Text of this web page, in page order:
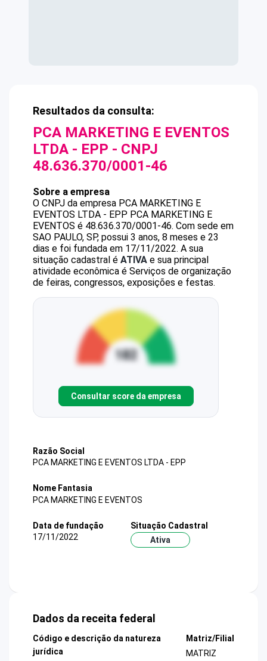
Resultados da consulta:
PCA MARKETING E EVENTOS
LTDA - EPP - CNPJ
48.636.370/0001-46
Sobre a empresa
O CNPJ da empresa PCA MARKETING E
EVENTOS LTDA - EPP PCA MARKETING E
EVENTOS é 48.636.370/0001-46. Com sede em
SAO PAULO, SP, possui 3 anos, 8 meses e 23
dias e foi fundada em 17/11/2022. A sua
situação cadastral é ATIVA e sua principal
atividade econômica é Serviços de organização
de feiras, congressos, exposições e festas.
Consultar score da empresa
Razão Social
PCA MARKETING E EVENTOS LTDA - EPP
Nome Fantasia
PCA MARKETING E EVENTOS
Data de fundação
17/11/2022
Situação Cadastral
Ativa
Dados da receita federal
Código e descrição da natureza
jurídica
Matriz/Filial
MATRIZ